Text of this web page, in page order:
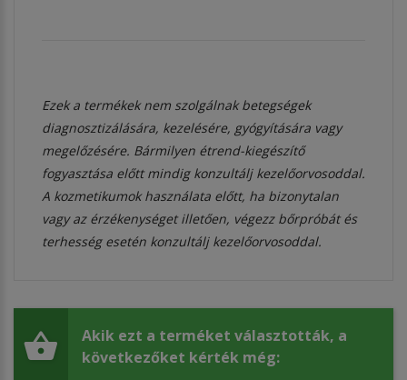
Ezek a termékek nem szolgálnak betegségek
diagnosztizálására, kezelésére, gyógyítására vagy
megelőzésére. Bármilyen étrend-kiegészítő
fogyasztása előtt mindig konzultálj kezelőorvosoddal.
A kozmetikumok használata előtt, ha bizonytalan
vagy az érzékenységet illetően, végezz bőrpróbát és
terhesség esetén konzultálj kezelőorvosoddal.
Akik ezt a terméket választották, a
következőket kérték még: